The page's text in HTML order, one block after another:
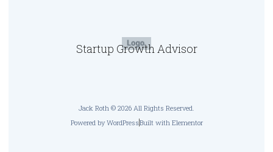
Startup Growth Advisor
Jack Roth © 2026 All Rights Reserved.
Powered by WordPressBuilt with Elementor